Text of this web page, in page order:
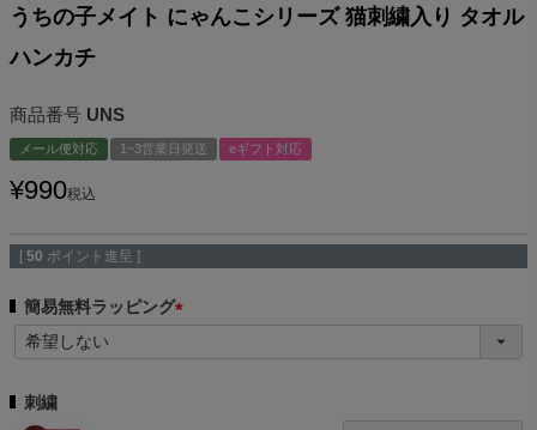
うちの子メイト にゃんこシリーズ 猫刺繍入り タオル
ハンカチ
商品番号 UNS
メール便対応 1~3営業日発送 eギフト対応
¥990税込
[ 50 ポイント進呈 ]
簡易無料ラッピング
必
刺繍